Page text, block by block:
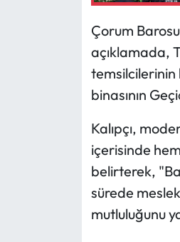
Çorum
açıklamada,
temsilcilerinin
binasının
Kalıpçı,
içerisinde
belirterek,
sürede
mutluluğunu
Ortaköy Haberleri
Osmancık Haberleri
Otomotiv
Resmi İlan
Resmi Reklam